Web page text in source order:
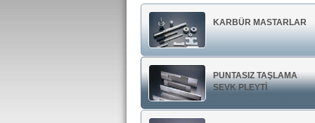
KARBÜR MASTARLAR
PUNTASIZ TAŞLAMA
SEVK PLEYTİ